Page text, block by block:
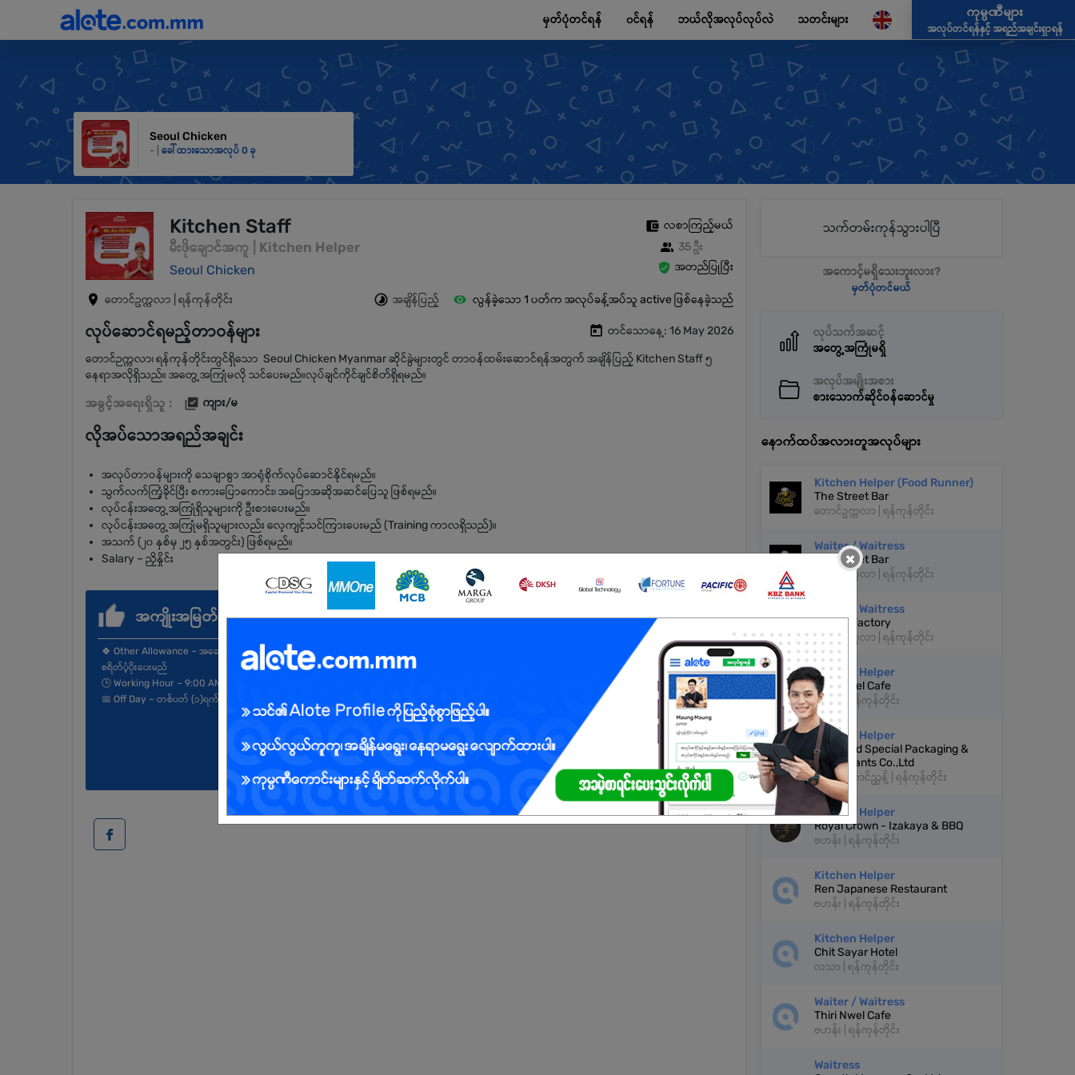
မှတ်ပုံတင်ရန် ၀င်ရန် ဘယ်လိုအလုပ်လုပ်လဲ သတင်းများ
ကုမ္ပဏီများ
အလုပ်တင်ရန်နှင့် အရည်အချင်းရှာရန်
Seoul Chicken
- | ခေါ်ထားသောအလုပ် 0 ခု
Kitchen Staff
မီးဖိုချောင်အကူ | Kitchen Helper
Seoul Chicken
လစာကြည့်မယ်
35 ဦး
အတည်ပြုပြီး
တောင်ဥက္ကလာ | ရန်ကုန်တိုင်း အချိန်ပြည့် လွန်ခဲ့သော 1 ပတ်က အလုပ်ခန့်အပ်သူ active ဖြစ်နေခဲ့သည်
လုပ်ဆောင်ရမည့်တာဝန်များ တင်သောနေ့: 16 May 2026
တောင်ဉက္ကလာ၊ ရန်ကုန်တိုင်းတွင်ရှိသော Seoul Chicken Myanmar ဆိုင်ခွဲများတွင် တာဝန်ထမ်းဆောင်ရန်အတွက် အချိန်ပြည့် Kitchen Staff ၅
နေရာအလိုရှိသည်။ အတွေ့အကြုံမလို သင်ပေးမည်။လုပ်ချင်ကိုင်ချင်စိတ်ရှိရမည်။
အခွင့်အရေးရှိသူ : ကျား/မ
လိုအပ်သောအရည်အချင်း
အလုပ်တာဝန်များကို သေချာစွာ အာရုံစိုက်လုပ်ဆောင်နိုင်ရမည်။
သွက်လက်ကြံ့ခိုင်ပြီး စကားပြောကောင်း၊ အပြောအဆိုအဆင်ပြေသူ ဖြစ်ရမည်။
လုပ်ငန်းအတွေ့အကြုံရှိသူများကို ဦးစားပေးမည်။
လုပ်ငန်းအတွေ့အကြုံမရှိသူများလည်း လေ့ကျင့်သင်ကြားပေးမည် (Training ကာလရှိသည်)။
အသက် (၂၀ နှစ်မှ ၂၅ နှစ်အတွင်း) ဖြစ်ရမည်။
Salary – ညှိနှိုင်း
အကျိုးအမြတ်
🍀 Other Allowance – အဆောင်စီစဉ်ပေးမည်၊ စားသောက်
စရိတ်ပံ့ပိုးပေးမည်
🕒 Working Hour – 9:00 AM to 8:30 PM
📅 Off Day – တစ်ပတ် (၁)ရက်
သက်တမ်းကုန်သွားပါပြီ
အကောင့်မရှိသေးဘူးလား?
မှတ်ပုံတင်မယ်
လုပ်သက်အဆင့်
အတွေ့အကြုံမရှိ
အလုပ်အမျိုးအစား
စားသောက်ဆိုင်ဝန်ဆောင်မှု
နောက်ထပ်အလားတူအလုပ်များ
Kitchen Helper (Food Runner)
The Street Bar
တောင်ဥက္ကလာ | ရန်ကုန်တိုင်း
Waiter / Waitress
The Street Bar
တောင်ဥက္ကလာ | ရန်ကုန်တိုင်း
Waiter / Waitress
Buldak Factory
တောင်ဥက္ကလာ | ရန်ကုန်တိုင်း
Kitchen Helper
Thiri Nwel Cafe
ဗဟန်း | ရန်ကုန်တိုင်း
Kitchen Helper
City Food Special Packaging &
Restaurants Co.,Ltd
မင်္ဂလာတောင်ညွှန့် | ရန်ကုန်တိုင်း
Kitchen Helper
Royal Crown - Izakaya & BBQ
ဗဟန်း | ရန်ကုန်တိုင်း
Kitchen Helper
Ren Japanese Restaurant
ဗဟန်း | ရန်ကုန်တိုင်း
Kitchen Helper
Chit Sayar Hotel
လသာ | ရန်ကုန်တိုင်း
Waiter / Waitress
Thiri Nwel Cafe
ဗဟန်း | ရန်ကုန်တိုင်း
Waitress
×